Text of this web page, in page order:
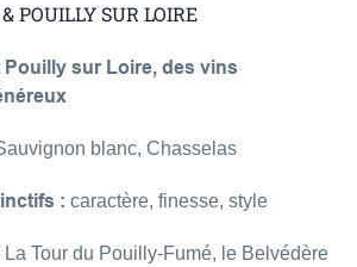
POUILLY SUR LOIRE
Pouilly sur Loire, des vins
blanc, Chasselas
: caractère, finesse, style
La Tour du Pouilly-Fumé, le Belvédère